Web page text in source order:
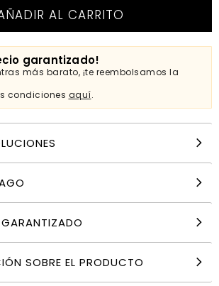
AL CARRITO
garantizado!
más barato, ¡te reembolsamos la
condiciones aquí.
SOBRE EL PRODUCTO
30 cápsulas
13,99€
AÑADIR